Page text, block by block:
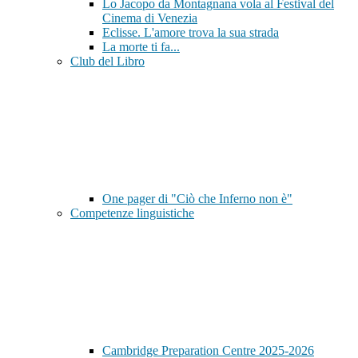
Lo Jacopo da Montagnana vola al Festival del
Cinema di Venezia
Eclisse. L'amore trova la sua strada
La morte ti fa...
Club del Libro
One pager di "Ciò che Inferno non è"
Competenze linguistiche
Cambridge Preparation Centre 2025-2026